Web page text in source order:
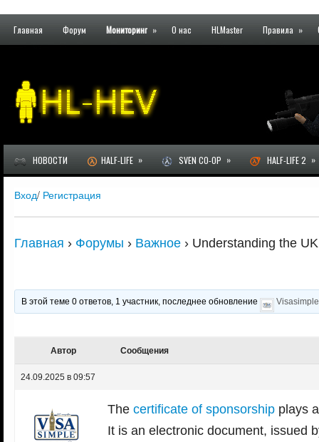
Главная Форум Мониторинг » О нас HLMaster Правила »
НОВОСТИ HALF-LIFE » SVEN CO-OP » HALF-LIFE 2 »
Вход/ Регистрация
Главная › Форумы › Важное › Understanding the
В этой теме 0 ответов, 1 участник, последнее обновление Visasimple
Автор Сообщения
24.09.2025 в 09:57
The certificate of sponsorship plays
It is an electronic document, issued